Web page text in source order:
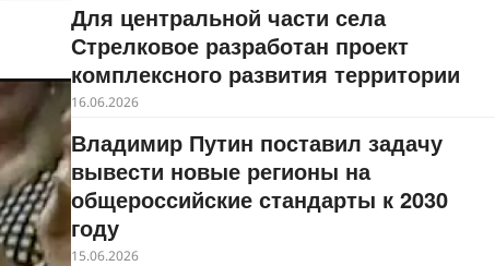
Для центральной части села
Стрелковое разработан проект
комплексного развития территории
16.06.2026
Владимир Путин поставил задачу
вывести новые регионы на
общероссийские стандарты к 2030
году
15.06.2026